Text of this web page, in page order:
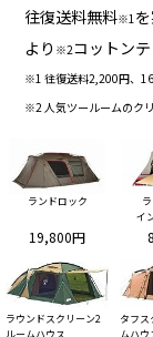
往復送料無料※1
より ※2コットン
※1 往復送料2,200円、
※2 人気ツールームのク
ランドロック
19,800円
イ
ラウンドスクリーン2
タフス